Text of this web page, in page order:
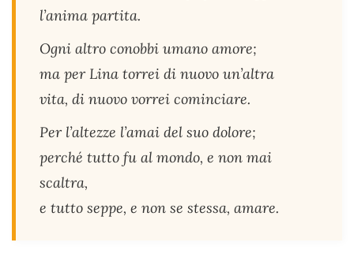
l’anima partita.
Ogni altro conobbi umano amore;
ma per Lina torrei di nuovo un’altra
vita, di nuovo vorrei cominciare.
Per l’altezze l’amai del suo dolore;
perché tutto fu al mondo, e non mai
scaltra,
e tutto seppe, e non se stessa, amare.